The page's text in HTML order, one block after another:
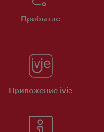
Прибытие
Приложение ivie